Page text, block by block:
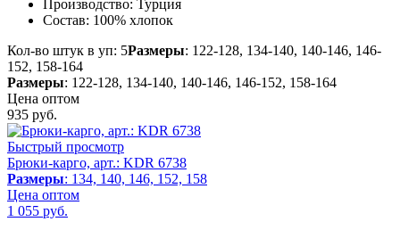
Производство: Турция
Состав: 100% хлопок
Кол-во штук в уп: 5Размеры: 122-128, 134-140, 140-146, 146-
152, 158-164
Размеры: 122-128, 134-140, 140-146, 146-152, 158-164
Цена оптом
935 руб.
Быстрый просмотр
Брюки-карго, арт.: KDR 6738
Размеры: 134, 140, 146, 152, 158
Цена оптом
1 055 руб.